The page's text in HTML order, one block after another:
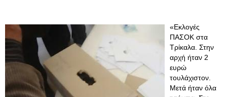
«Εκλογές
ΠΑΣΟΚ στα
Τρίκαλα. Στην
αρχή ήταν 2
ευρώ
τουλάχιστον.
Μετά ήταν όλα